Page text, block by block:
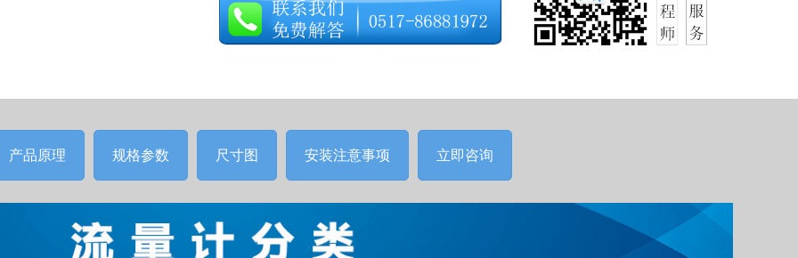
产品原理 规格参数 尺寸图 安装注意事项 立即咨询